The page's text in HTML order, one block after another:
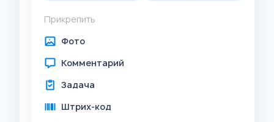
Прикрепить
Фото
Комментарий
Задача
Штрих-код